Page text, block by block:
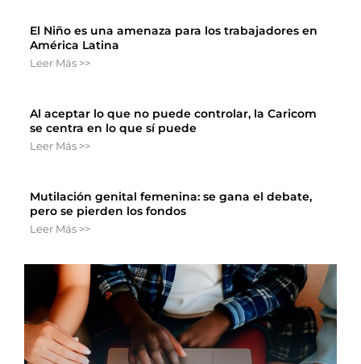
El Niño es una amenaza para los trabajadores en
América Latina
Leer Más >>
Al aceptar lo que no puede controlar, la Caricom
se centra en lo que sí puede
Leer Más >>
Mutilación genital femenina: se gana el debate,
pero se pierden los fondos
Leer Más >>